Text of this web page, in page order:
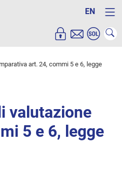
EN
art. 24, commi 5 e 6, legge
valutazione
5 e 6, legge